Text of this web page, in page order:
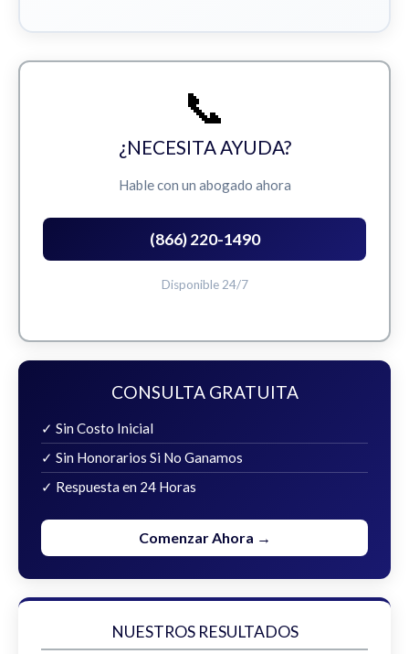
📞
¿NECESITA AYUDA?
Hable con un abogado ahora
(866) 220-1490
Disponible 24/7
CONSULTA GRATUITA
✓ Sin Costo Inicial
✓ Sin Honorarios Si No Ganamos
✓ Respuesta en 24 Horas
Comenzar Ahora →
NUESTROS RESULTADOS